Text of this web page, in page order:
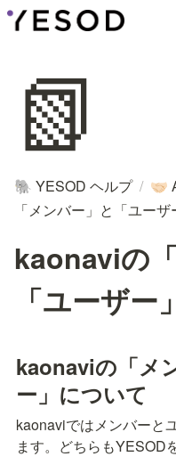
📗
🐘 YESOD ヘルプ / 🤝🏻
「メンバー」と「ユー
kaonaviの
「ユーザ
kaonaviの「メ
ー」について
kaonaviではメンバーと
ます。どちらもYESOD